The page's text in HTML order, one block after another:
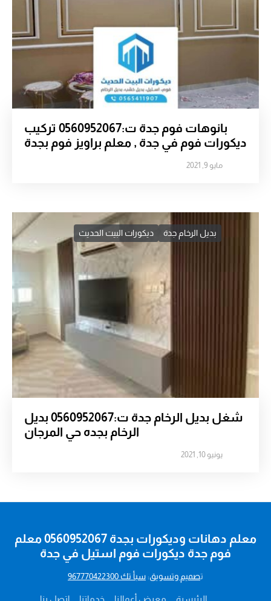
بانوهات فوم جدة ت:0560952067 تركيب
ديكورات فوم في جدة , معلم براويز فوم بجدة
مايو 9, 2021
بديل الرخام جدة ديكورات البيت الحديث
شغل بديل الرخام جدة ت:0560952067 بديل
الرخام بجده حي المرجان
يونيو 10, 2021
الرئيسية معرض أعمالنا خدماتنا اتصل بنا
معلم دهانات وديكورات بجدة 0560952067 معلم
فوم جدة ديكورات فوم استيل في جدة
تصميم وتسويق:سبأ تك 967770422300